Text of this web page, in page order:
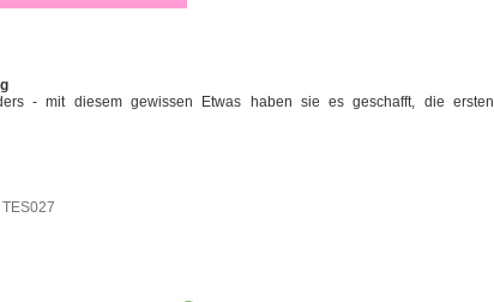
- mit diesem gewissen Etwas haben sie es geschafft, die ersten
TES027